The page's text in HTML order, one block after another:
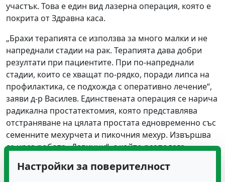
участък. Това е един вид лазерна операция, която е
покрита от Здравна каса.
„Брахи терапията се използва за много малки и не
напреднали стадии на рак. Терапията дава добри
резултати при пациентите. При по-напреднали
стадии, които се хващат по-рядко, поради липса на
профилактика, се подхожда с оперативно лечение“,
заяви д-р Василев. Единствената операция се нарича
радикална простатектомия, която представлява
отстраняване на цялата простата едновременно със
семенните мехурчета и пикочния мехур. Извършва
се чрез робота „Давинчи“, с който разполага
Настройки за поверителност